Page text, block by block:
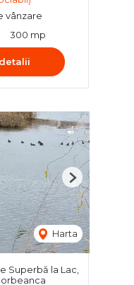
vânzare
300 mp
Harta
Next
Superbă la Lac,